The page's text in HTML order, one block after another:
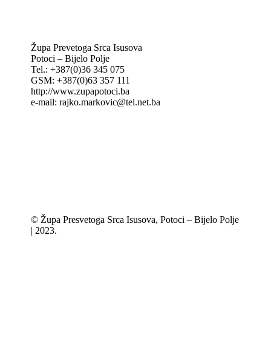
Župa Prevetoga Srca Isusova
Potoci – Bijelo Polje
Tel.: +387(0)36 345 075
GSM: +387(0)63 357 111
http://www.zupapotoci.ba
e-mail: rajko.markovic@tel.net.ba
© Župa Presvetoga Srca Isusova, Potoci – Bijelo Polje
| 2023.